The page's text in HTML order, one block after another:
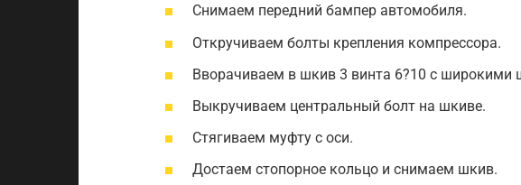
Снимаем передний бампер автомобиля.
Откручиваем болты крепления компрессора.
Вворачиваем в шкив 3 винта 6?10 c широкими
Выкручиваем центральный болт на шкиве.
Стягиваем муфту с оси.
Достаем стопорное кольцо и снимаем шкив.